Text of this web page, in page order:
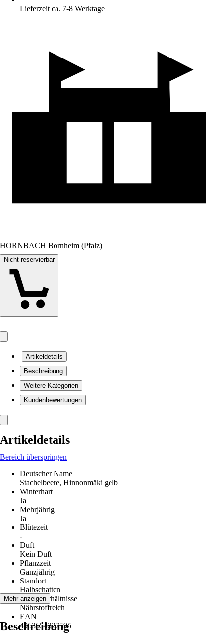
Lieferzeit ca. 7-8 Werktage
HORNBACH Bornheim (Pfalz)
Nicht reservierbar
Artikeldetails
Beschreibung
Weitere Kategorien
Kundenbewertungen
Artikeldetails
Bereich überspringen
Deutscher Name
Stachelbeere, Hinnonmäki gelb
Winterhart
Ja
Mehrjährig
Ja
Blütezeit
-
Duft
Kein Duft
Pflanzzeit
Ganzjährig
Standort
Halbschatten
Bodenverhältnisse
Nährstoffreich
EAN
4063654227595
Mehr anzeigen
Beschreibung